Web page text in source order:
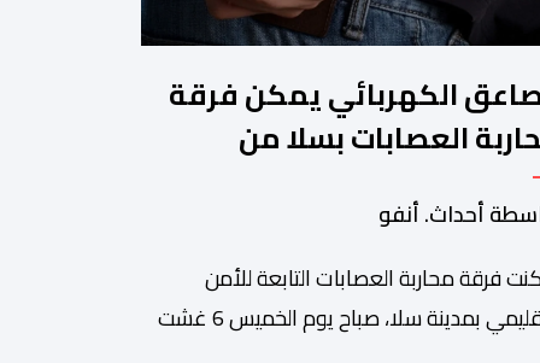
الكهربائي يمكن فرقة
العصابات بسلا من
شخص هائج وخطر
أحداث. أنفو
فرقة محاربة العصابات التابعة للأمن
الإقليمي بمدينة سلا، صباح يوم الخميس 6 غشت